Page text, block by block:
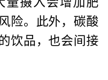
险。此外，碳酸
饮品，也会间接